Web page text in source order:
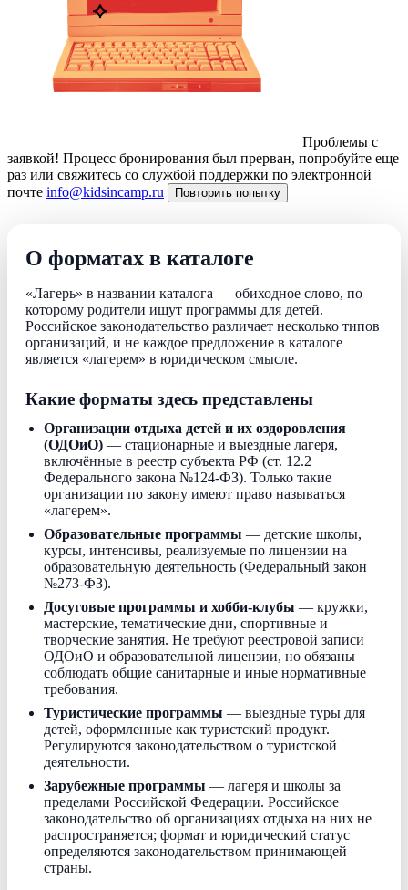
Проблемы с
заявкой! Процесс бронирования был прерван, попробуйте еще
раз или свяжитесь со службой поддержки по электронной
почте info@kidsincamp.ru Повторить попытку
О форматах в каталоге
«Лагерь» в названии каталога — обиходное слово, по
которому родители ищут программы для детей.
Российское законодательство различает несколько типов
организаций, и не каждое предложение в каталоге
является «лагерем» в юридическом смысле.
Какие форматы здесь представлены
Организации отдыха детей и их оздоровления
(ОДОиО) — стационарные и выездные лагеря,
включённые в реестр субъекта РФ (ст. 12.2
Федерального закона №124-ФЗ). Только такие
организации по закону имеют право называться
«лагерем».
Образовательные программы — детские школы,
курсы, интенсивы, реализуемые по лицензии на
образовательную деятельность (Федеральный закон
№273-ФЗ).
Досуговые программы и хобби-клубы — кружки,
мастерские, тематические дни, спортивные и
творческие занятия. Не требуют реестровой записи
ОДОиО и образовательной лицензии, но обязаны
соблюдать общие санитарные и иные нормативные
требования.
Туристические программы — выездные туры для
детей, оформленные как туристский продукт.
Регулируются законодательством о туристской
деятельности.
Зарубежные программы — лагеря и школы за
пределами Российской Федерации. Российское
законодательство об организациях отдыха на них не
распространяется; формат и юридический статус
определяются законодательством принимающей
страны.